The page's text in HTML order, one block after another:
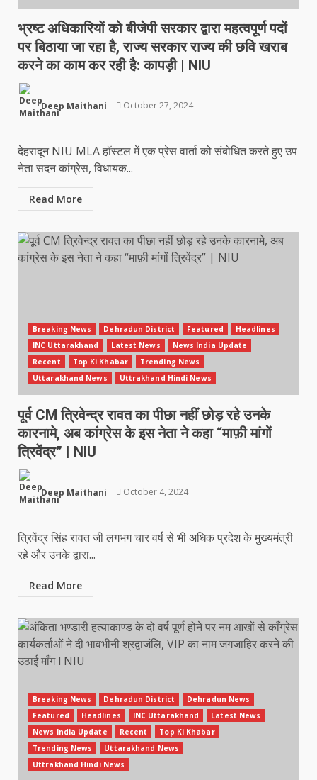
भ्रष्ट अधिकारियों को बीजेपी सरकार द्वारा महत्वपूर्ण पदों
पर बिठाया जा रहा है, राज्य सरकार राज्य की छवि खराब
करने का काम कर रही है: कापड़ी | NIU
Deep Maithani October 27, 2024
देहरादून NIU MLA हॉस्टल में एक प्रेस वार्ता को संबोधित करते हुए उप
नेता सदन कांग्रेस, विधायक...
Read More
Breaking News Dehradun District Featured
Headlines
INC Uttarakhand
Latest News
News India Update
Recent
Top Ki Khabar
Trending News
Uttarakhand News
Uttrakhand Hindi News
पूर्व CM त्रिवेन्द्र रावत का पीछा नहीं छोड़ रहे उनके
कारनामे, अब कांग्रेस के इस नेता ने कहा “माफ़ी मांगों
त्रिवेंद्र” | NIU
Deep Maithani October 4, 2024
त्रिवेंद्र सिंह रावत जी लगभग चार वर्ष से भी अधिक प्रदेश के मुख्यमंत्री
रहे और उनके द्वारा...
Read More
Breaking News Dehradun District
Dehradun News
Featured
Headlines INC Uttarakhand
Latest News
News India Update
Recent
Top Ki Khabar
Trending News
Uttarakhand News
Uttrakhand Hindi News